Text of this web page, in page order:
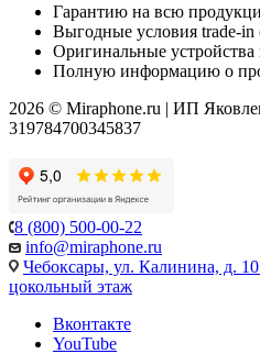
Гарантию на всю
Выгодные условия trade-in
Оригинальные
Полную информацию о
2026 © Miraphone.ru | ИП
319784700345837
8 (800) 500-00-22
info@miraphone.ru
Чебоксары, ул. Калинина, д.
цокольный этаж
Вконтакте
YouTube